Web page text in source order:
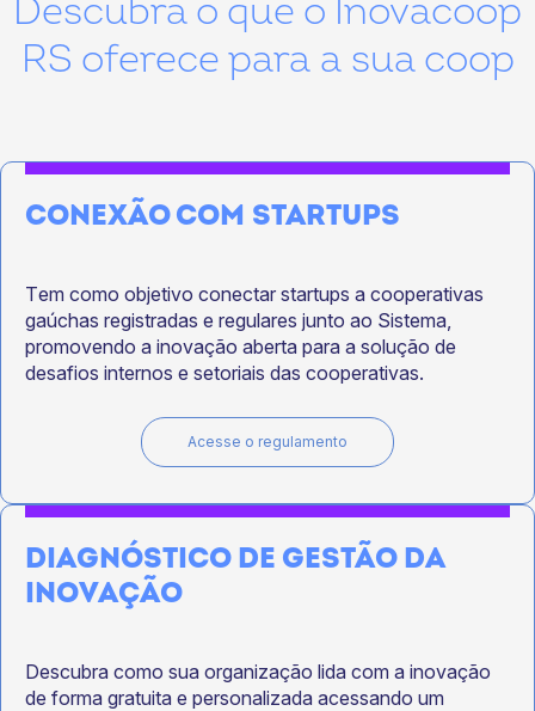
Descubra o que o Inovacoop
RS oferece para a sua coop
CONEXÃO COM STARTUPS
Tem como objetivo conectar startups a cooperativas
gaúchas registradas e regulares junto ao Sistema,
promovendo a inovação aberta para a solução de
desafios internos e setoriais das cooperativas.
Acesse o regulamento
DIAGNÓSTICO DE GESTÃO DA
INOVAÇÃO
Descubra como sua organização lida com a inovação
de forma gratuita e personalizada acessando um